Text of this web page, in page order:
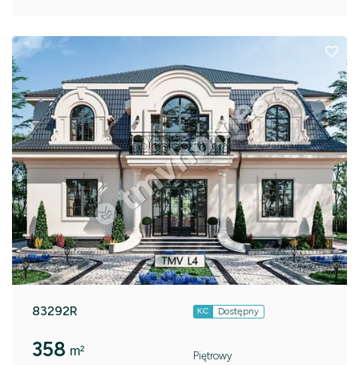
83292R KC Dostępny
358 m² Piętrowy